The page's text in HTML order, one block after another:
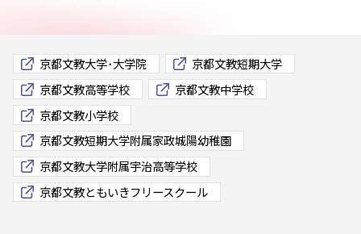
京都文教大学･大学院
京都文教短期大学
京都文教高等学校
京都文教中学校
京都文教小学校
京都文教短期大学附属家政城陽幼稚園
京都文教大学附属宇治高等学校
京都文教ともいきフリースクール